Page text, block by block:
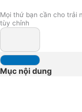
Mọi thứ bạn cần cho trải
tùy chỉnh
Mục nội dung